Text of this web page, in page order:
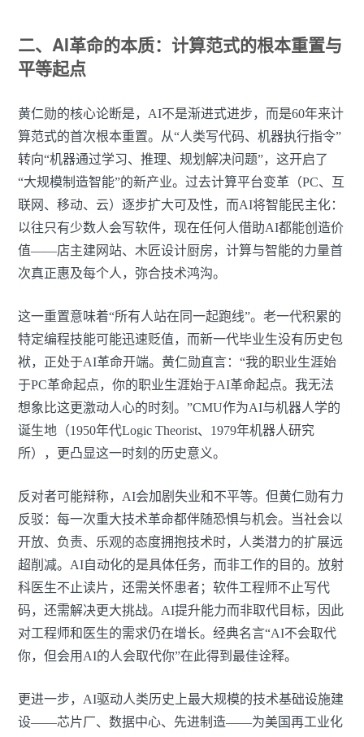
二、AI革命的本质：计算范式的根本重置与
平等起点
黄仁勋的核心论断是，AI不是渐进式进步，而是60年来计
算范式的首次根本重置。从“人类写代码、机器执行指令”
转向“机器通过学习、推理、规划解决问题”，这开启了
“大规模制造智能”的新产业。过去计算平台变革（PC、互
联网、移动、云）逐步扩大可及性，而AI将智能民主化：
以往只有少数人会写软件，现在任何人借助AI都能创造价
值——店主建网站、木匠设计厨房，计算与智能的力量首
次真正惠及每个人，弥合技术鸿沟。
这一重置意味着“所有人站在同一起跑线”。老一代积累的
特定编程技能可能迅速贬值，而新一代毕业生没有历史包
袱，正处于AI革命开端。黄仁勋直言：“我的职业生涯始
于PC革命起点，你的职业生涯始于AI革命起点。我无法
想象比这更激动人心的时刻。”CMU作为AI与机器人学的
诞生地（1950年代Logic Theorist、1979年机器人研究
所），更凸显这一时刻的历史意义。
反对者可能辩称，AI会加剧失业和不平等。但黄仁勋有力
反驳：每一次重大技术革命都伴随恐惧与机会。当社会以
开放、负责、乐观的态度拥抱技术时，人类潜力的扩展远
超削减。AI自动化的是具体任务，而非工作的目的。放射
科医生不止读片，还需关怀患者；软件工程师不止写代
码，还需解决更大挑战。AI提升能力而非取代目标，因此
对工程师和医生的需求仍在增长。经典名言“AI不会取代
你，但会用AI的人会取代你”在此得到最佳诠释。
更进一步，AI驱动人类历史上最大规模的技术基础设施建
设——芯片厂、数据中心、先进制造——为美国再工业化